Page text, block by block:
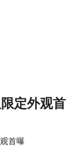
定外观首
首曝